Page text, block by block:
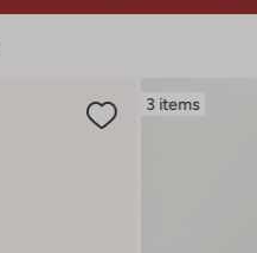
3 items